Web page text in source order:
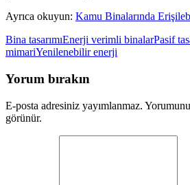
Ayrıca okuyun: Kamu Binalarında
Bina tasarımıEnerji verimli binalarPasif
mimariYenilenebilir enerji
Yorum bırakın
E-posta adresiniz yayımlanmaz.
görünür.